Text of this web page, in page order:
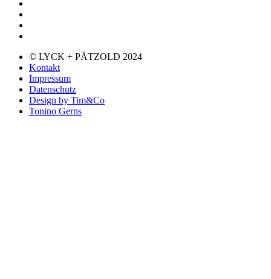
© LYCK + PÄTZOLD 2024
Kontakt
Impressum
Datenschutz
Design by Tim&Co
Tonino Gerns